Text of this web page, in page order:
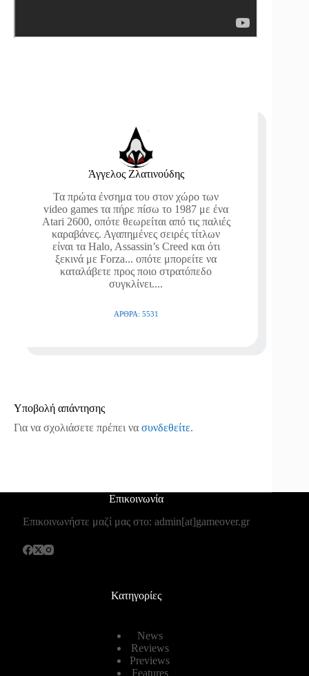
Άγγελος Ζλατινούδης
Τα πρώτα ένσημα του στον χώρο των
video games τα πήρε πίσω το 1987 με ένα
Atari 2600, οπότε θεωρείται από τις παλιές
καραβάνες. Αγαπημένες σειρές τίτλων
είναι τα Halo, Assassin’s Creed και ότι
ξεκινά με Forza... οπότε μπορείτε να
καταλάβετε προς ποιο στρατόπεδο
συγκλίνει....
ΆΡΘΡΑ: 5531
Υποβολή απάντησης
Για να σχολιάσετε πρέπει να συνδεθείτε.
Επικοινωνία
Επικοινωνήστε μαζί μας στο: admin[at]gameover.gr
Κατηγορίες
News
Reviews
Previews
Features